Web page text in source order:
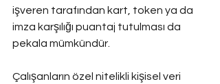
işveren tarafından kart, token ya da
imza karşılığı puantaj tutulması da
pekala mümkündür.
Çalışanların özel nitelikli kişisel veri